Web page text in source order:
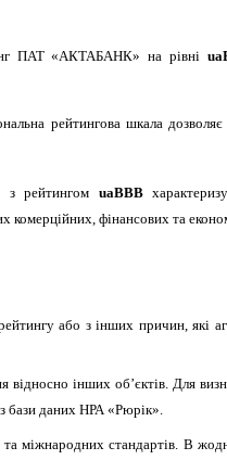
ПАТ «АКТАБАНК» на рівні
рейтингова шкала дозволяє
з рейтингом uaBBB
комерційних, фінансових та
або з інших причин, які
інших об’єктів. Для
бази даних НРА «Рюрік».
та міжнародних стандартів. В